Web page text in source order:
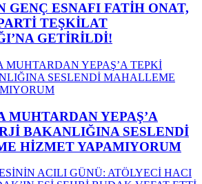
GENÇ ESNAFI FATİH ONAT,
TEŞKİLAT
GETİRİLDİ!
MUHTARDAN YEPAŞ’A
BAKANLIĞINA SESLENDİ
HİZMET YAPAMIYORUM